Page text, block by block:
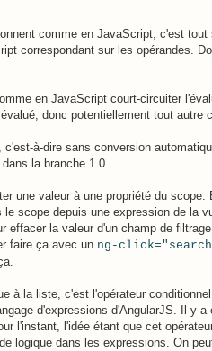
comme en JavaScript, c'est
correspondant sur les opérandes.
en JavaScript court-circuiter
donc potentiellement tout autre
à-dire sans conversion
la branche 1.0.
une valeur à une propriété du
le scope depuis une expression de la
effacer la valeur d'un champ de
faire ça avec un ng-
à la liste, c'est l'opérateur
d'expressions d'AngularJS. Il y
l'instant, l'idée étant que cet
logique dans les expressions. On